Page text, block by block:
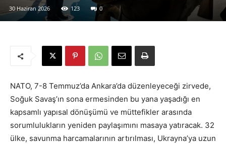
30 Haziran 2026 123 0
NATO, 7-8 Temmuz’da Ankara’da düzenleyeceği zirvede,
Soğuk Savaş’ın sona ermesinden bu yana yaşadığı en
kapsamlı yapısal dönüşümü ve müttefikler arasında
sorumlulukların yeniden paylaşımını masaya yatıracak. 32
ülke, savunma harcamalarının artırılması, Ukrayna’ya uzun